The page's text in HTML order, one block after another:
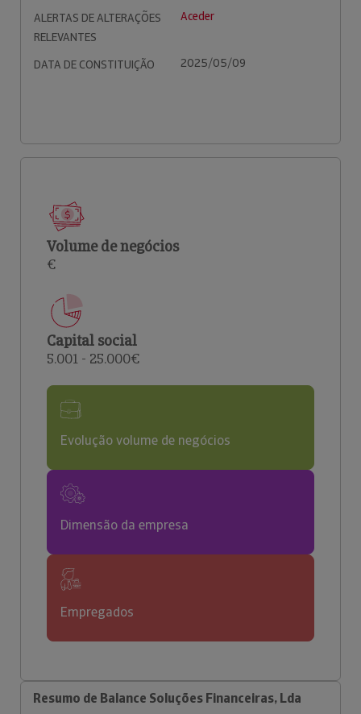
ALERTAS DE ALTERAÇÕES
RELEVANTES
Aceder
DATA DE CONSTITUIÇÃO 2025/05/09
Volume de negócios
€
Capital social
5.001 - 25.000€
Evolução volume de negócios
Dimensão da empresa
Empregados
Resumo de Balance Soluções Financeiras, Lda